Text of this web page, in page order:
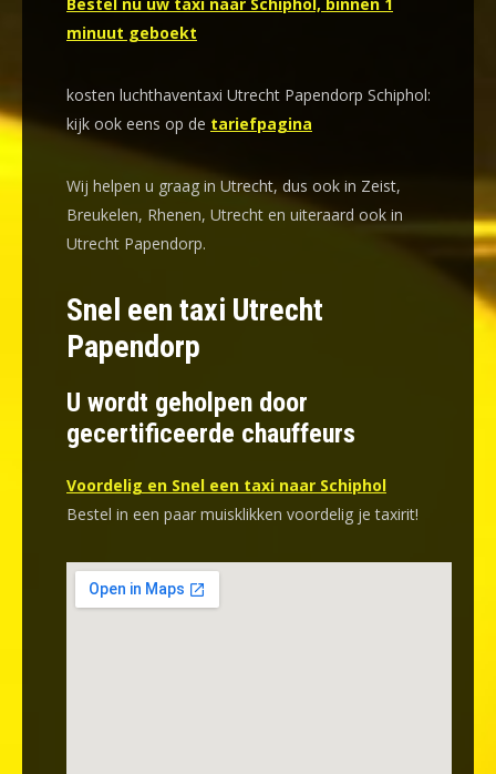
minuut geboekt
kosten luchthaventaxi Utrecht Papendorp Schiphol:
kijk ook eens op de tariefpagina
Wij helpen u graag in Utrecht, dus ook in Zeist,
Breukelen, Rhenen, Utrecht en uiteraard ook in
Utrecht Papendorp.
Snel een taxi Utrecht
Papendorp
U wordt geholpen door
gecertificeerde chauffeurs
Voordelig en Snel een taxi naar Schiphol
Bestel in een paar muisklikken voordelig je taxirit!